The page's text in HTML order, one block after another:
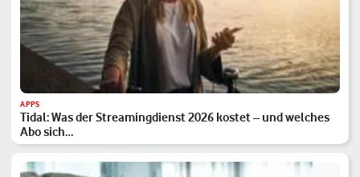
APPS
Tidal: Was der Streamingdienst 2026 kostet – und welches
Abo sich…